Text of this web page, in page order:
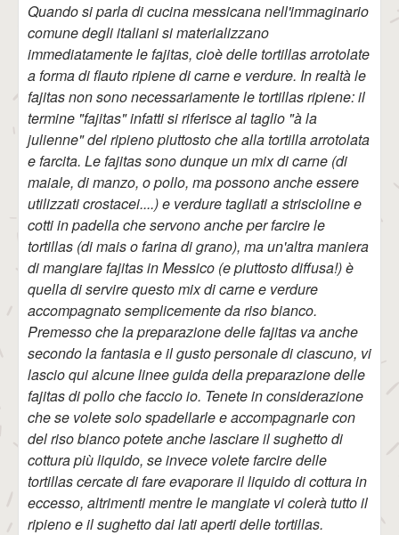
Quando si parla di cucina messicana nell'immaginario
comune degli italiani si materializzano
immediatamente le fajitas, cioè delle tortillas arrotolate
a forma di flauto ripiene di carne e verdure. In realtà le
fajitas non sono necessariamente le tortillas ripiene: il
termine "fajitas" infatti si riferisce al taglio "à la
julienne" del ripieno piuttosto che alla tortilla arrotolata
e farcita. Le fajitas sono dunque un mix di carne (di
maiale, di manzo, o pollo, ma possono anche essere
utilizzati crostacei....) e verdure tagliati a striscioline e
cotti in padella che servono anche per farcire le
tortillas (di mais o farina di grano), ma un'altra maniera
di mangiare fajitas in Messico (e piuttosto diffusa!) è
quella di servire questo mix di carne e verdure
accompagnato semplicemente da riso bianco.
Premesso che la preparazione delle fajitas va anche
secondo la fantasia e il gusto personale di ciascuno, vi
lascio qui alcune linee guida della preparazione delle
fajitas di pollo che faccio io. Tenete in considerazione
che se volete solo spadellarle e accompagnarle con
del riso bianco potete anche lasciare il sughetto di
cottura più liquido, se invece volete farcire delle
tortillas cercate di fare evaporare il liquido di cottura in
eccesso, altrimenti mentre le mangiate vi colerà tutto il
ripieno e il sughetto dai lati aperti delle tortillas.